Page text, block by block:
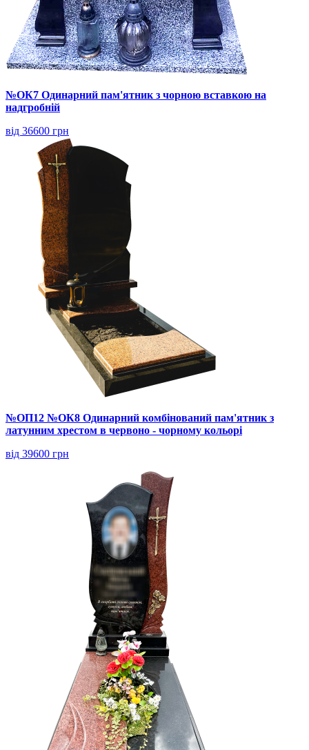
№ОК7 Одинарний пам'ятник з чорною вставкою на
надгробній
від 36600 грн
№ОП12 №ОК8 Одинарний комбінований пам'ятник з
латунним хрестом в червоно - чорному кольорі
від 39600 грн